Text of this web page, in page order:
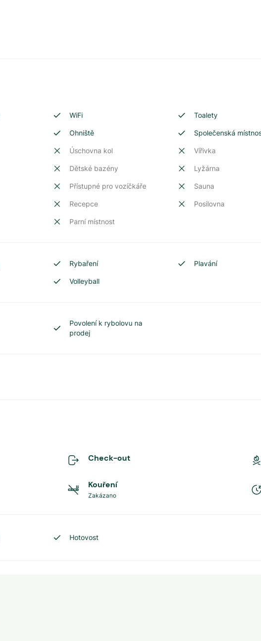
WiFi Toalety
Ohniště Společenská
Úschovna kol Vířivka
Dětské bazény Lyžárna
Přístupné pro vozíčkáře Sauna
Recepce Posilovna
Parní místnost
Rybaření Plavání
Volleyball
Povolení k rybolovu na
prodej
Check-out
Kouření
Zakázano
Hotovost